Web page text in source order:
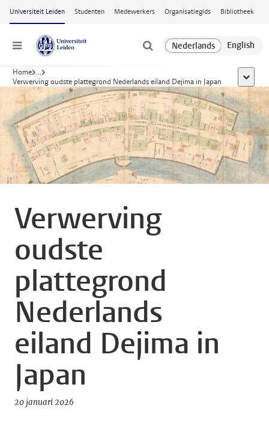
Ga naar hoofdinhoud
Universiteit Leiden Studenten Medewerkers Organisatiegids Bibliotheek
Menu
Home ...
Verwerving oudste plattegrond Nederlands eiland Dejima in Japan
toon
Verwerving
oudste
plattegrond
Nederlands
eiland Dejima in
Japan
20 januari 2026